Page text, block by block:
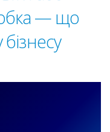
— що